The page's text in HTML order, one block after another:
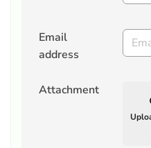
Email
address
Attachment